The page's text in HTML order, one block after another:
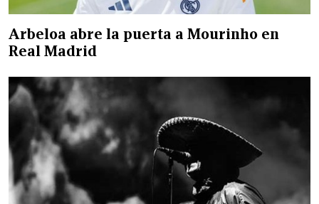
Arbeloa abre la puerta a Mourinho en
Real Madrid